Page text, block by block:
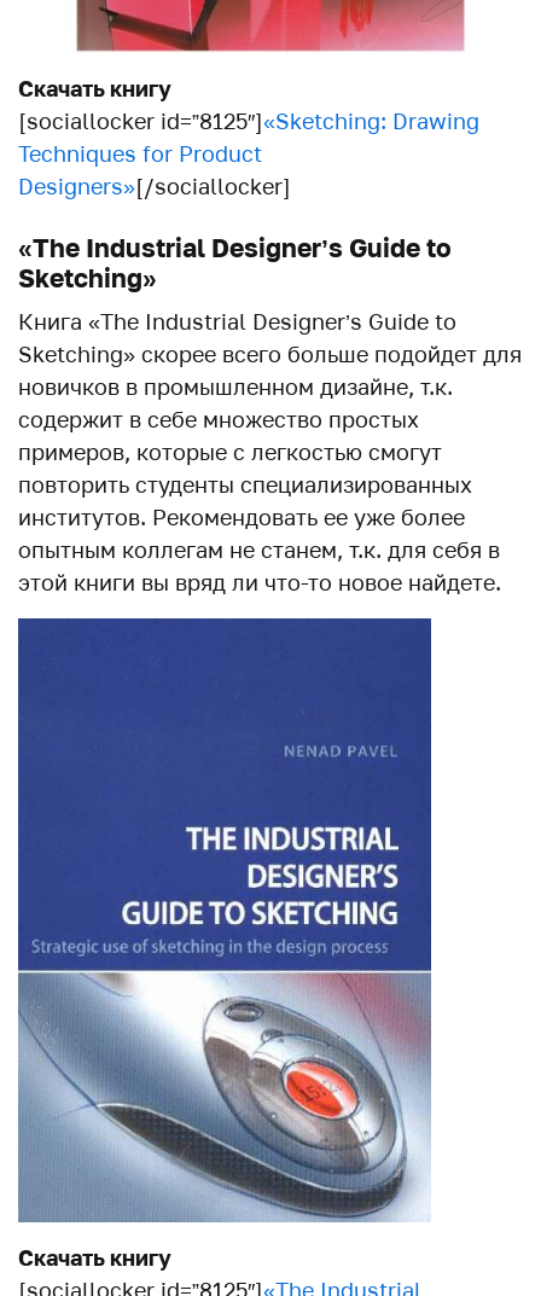
Скачать книгу
[sociallocker id=”8125″]«Sketching: Drawing
Techniques for Product
Designers»[/sociallocker]
«The Industrial Designer’s Guide to
Sketching»
Книга «The Industrial Designer’s Guide to
Sketching» скорее всего больше подойдет для
новичков в промышленном дизайне, т.к.
содержит в себе множество простых
примеров, которые с легкостью смогут
повторить студенты специализированных
институтов. Рекомендовать ее уже более
опытным коллегам не станем, т.к. для себя в
этой книги вы вряд ли что-то новое найдете.
Скачать книгу
[sociallocker id=”8125″]«The Industrial